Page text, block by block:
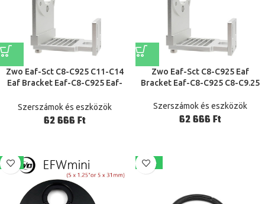
Zwo Eaf-Sct C8-C925 C11-C14
Eaf Bracket Eaf-C8-C925 Eaf-
Szerszámok és eszközök
Ft
Zwo Eaf-Sct C8-C925 Eaf
Bracket Eaf-C8-C925 C8-C9.25
Szerszámok és eszközök
Ft
-7% -21%